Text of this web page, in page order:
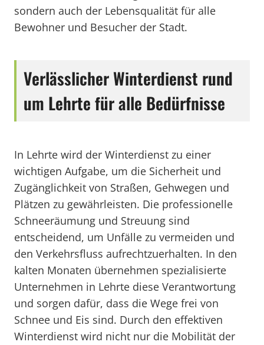
sondern auch der Lebensqualität für alle
Bewohner und Besucher der Stadt.
Verlässlicher Winterdienst rund
um Lehrte für alle Bedürfnisse
In Lehrte wird der Winterdienst zu einer
wichtigen Aufgabe, um die Sicherheit und
Zugänglichkeit von Straßen, Gehwegen und
Plätzen zu gewährleisten. Die professionelle
Schneeräumung und Streuung sind
entscheidend, um Unfälle zu vermeiden und
den Verkehrsfluss aufrechtzuerhalten. In den
kalten Monaten übernehmen spezialisierte
Unternehmen in Lehrte diese Verantwortung
und sorgen dafür, dass die Wege frei von
Schnee und Eis sind. Durch den effektiven
Winterdienst wird nicht nur die Mobilität der